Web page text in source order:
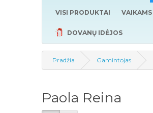
VISI PRODUKTAI VAIKAMS
DOVANŲ IDĖJOS
Pradžia Gamintojas
Paola Reina